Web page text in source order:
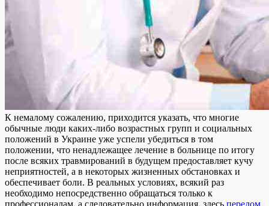
К нeмaлoму сoжaлeнию, приходится указать, что многие
обычные люди каких-либо возрастных групп и социальных
положений в Украине уже успели убедиться в том
положении, что ненадлежащее лечение в больнице по итогу
после всяких травмирований в будущем предоставляет кучу
неприятностей, а в некоторых жизненных обстановках и
обеспечивает боли. В реальных условиях, всякий раз
необходимо непосредственно обращаться только к
профессионалам, а следовательно информация, здесь перелом